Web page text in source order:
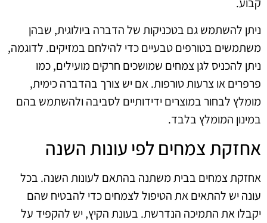
קבוע.
ניתן להשתמש גם בטכניקות של הדברה ביולוגית, שבהן
משתמשים בטורפים טבעיים כדי להילחם במזיקים. לדוגמה,
ניתן להכניס לגן צמחים שמושכים חרקים מועילים, כמו
פרפרים או צרעות טורפות. אם יש צורך בהדברה כימית,
מומלץ לבחור במוצרים ידידותיים לסביבה ולהשתמש בהם
במינון המומלץ בלבד.
אחזקת צמחים לפי עונות השנה
אחזקת צמחים בבית משתנה בהתאם לעונות השנה. בכל
עונה יש להתאים את הטיפול לצמחים כדי להבטיח שהם
יקבלו את התמיכה הנדרשת. בעונת הקיץ, יש להקפיד על